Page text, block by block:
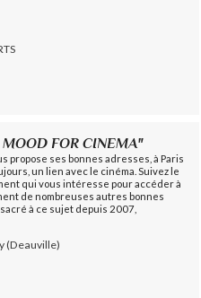
FOR CINEMA"
propose ses bonnes adresses, à Paris
un lien avec le cinéma. Suivez le
qui vous intéresse pour accéder à
de nombreuses autres bonnes
à ce sujet depuis 2007,
(Deauville)